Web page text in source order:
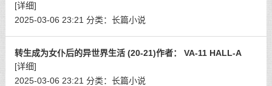
[详细]
2025-03-06 23:21 分类： 长篇小说
转生成为女仆后的异世界生活 (20-21)作者： VA-11 HALL-A
[详细]
2025-03-06 23:21 分类： 长篇小说